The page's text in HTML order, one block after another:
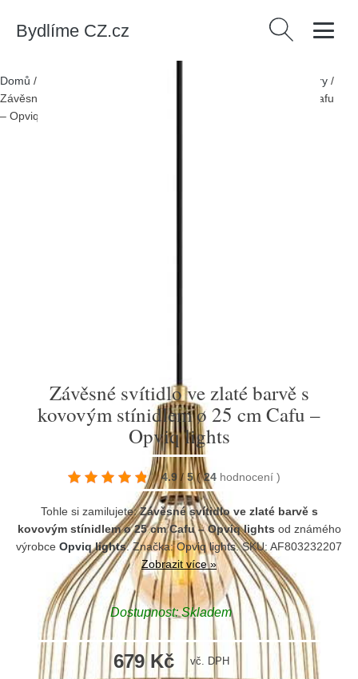
Bydlíme CZ.cz Vyhledávání
Domů / > Svítidla > Stropní a závěsná svítidla > Lustry /
Závěsné svítidlo ve zlaté barvě s kovovým stínidlem ø 25 cm Cafu
– Opviq lights
Závěsné svítidlo ve zlaté barvě s
kovovým stínidlem ø 25 cm Cafu –
Opviq lights
4.9 / 5 ( 24 hodnocení )
Tohle si zamilujete:Závěsné svítidlo ve zlaté barvě s
kovovým stínidlem ø 25 cm Cafu – Opviq lights od známého
výrobce Opviq lights. Značka:Opviq lights. SKU: AF803232207
Zobrazit více »
Dostupnost:Skladem
679 Kč vč. DPH